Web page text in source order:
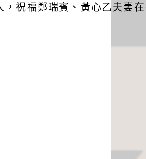
祝福鄭瑞賓、黃心乙夫妻